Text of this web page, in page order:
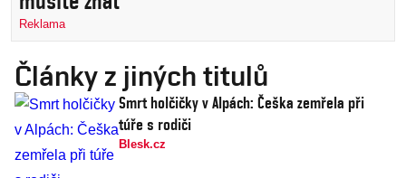
Reklama
Články z jiných titulů
Smrt holčičky v Alpách: Češka zemřela při
túře s rodiči
Blesk.cz